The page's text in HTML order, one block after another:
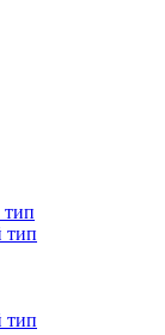
тип
тип
тип